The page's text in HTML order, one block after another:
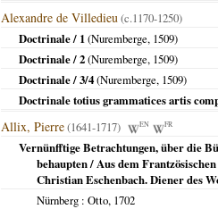
Alexandre de Villedieu(c.1170-1250)
Doctrinale / 1(Nuremberge, 1509)
Doctrinale / 2(Nuremberge, 1509)
Doctrinale / 3/4(Nuremberge, 1509)
Doctrinale totius grammatices artis
Allix, Pierre(1641-1717) EN FR
Vernünfftige Betrachtungen, über die
behaupten / Aus dem
Christian Eschenbach. Diener des
Nürnberg : Otto, 1702